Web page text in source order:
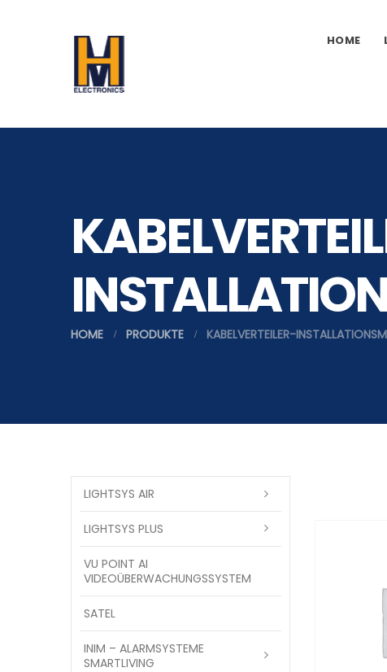
HOME
HOME PRODUKTE KABELVERTEILER-
LIGHTSYS AIR
LIGHTSYS PLUS
VU POINT AI
VIDEOÜBERWACHUNGSSYSTEM
SATEL
INIM – ALARMSYSTEME
SMARTLIVING